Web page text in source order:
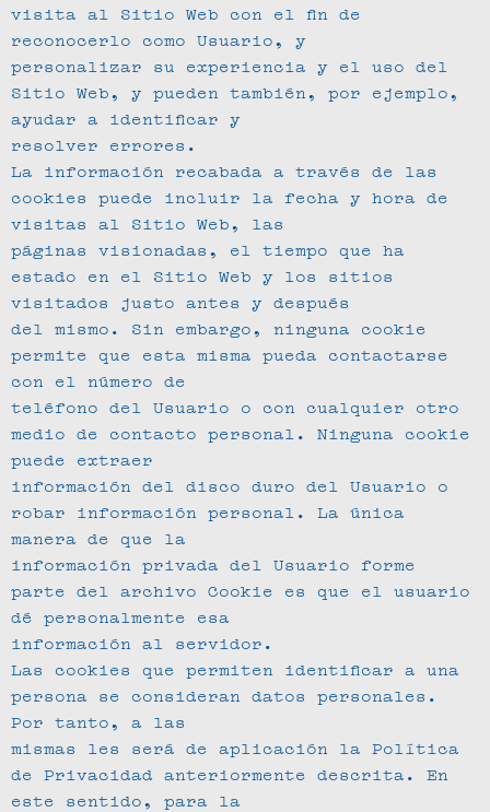
visita al Sitio Web con el fin de
reconocerlo como Usuario, y
personalizar su experiencia y el uso del
Sitio Web, y pueden también, por ejemplo,
ayudar a identificar y
resolver errores.
La información recabada a través de las
cookies puede incluir la fecha y hora de
visitas al Sitio Web, las
páginas visionadas, el tiempo que ha
estado en el Sitio Web y los sitios
visitados justo antes y después
del mismo. Sin embargo, ninguna cookie
permite que esta misma pueda contactarse
con el número de
teléfono del Usuario o con cualquier otro
medio de contacto personal. Ninguna cookie
puede extraer
información del disco duro del Usuario o
robar información personal. La única
manera de que la
información privada del Usuario forme
parte del archivo Cookie es que el usuario
dé personalmente esa
información al servidor.
Las cookies que permiten identificar a una
persona se consideran datos personales.
Por tanto, a las
mismas les será de aplicación la Política
de Privacidad anteriormente descrita. En
este sentido, para la